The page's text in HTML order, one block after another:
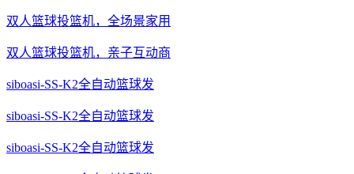
双人篮球投篮机，全场景家用
双人篮球投篮机，亲子互动商
siboasi-SS-K2全自动篮球发
siboasi-SS-K2全自动篮球发
siboasi-SS-K2全自动篮球发